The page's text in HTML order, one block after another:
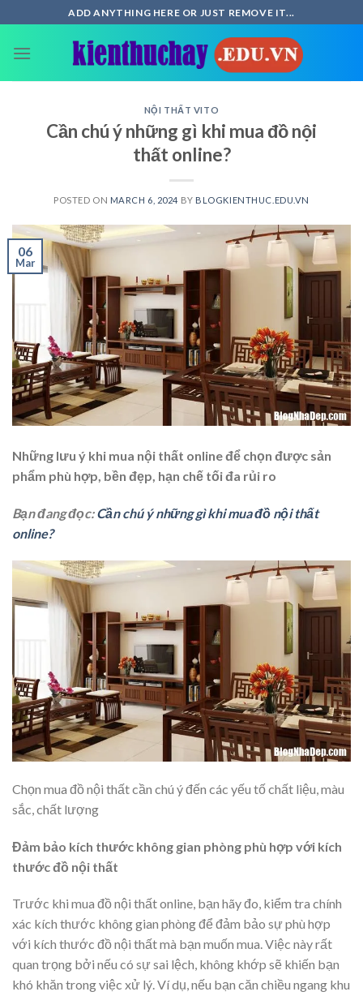
to
content
ADD ANYTHING HERE OR JUST REMOVE IT...
NỘI THẤT VITO
Cần chú ý những gì khi mua đồ nội
thất online?
POSTED ON MARCH 6, 2024 BY BLOGKIENTHUC.EDU.VN
06
Mar
Những lưu ý khi mua nội thất online để chọn được sản
phẩm phù hợp, bền đẹp, hạn chế tối đa rủi ro
Bạn đang đọc:Cần chú ý những gì khi mua đồ nội thất
online?
Chọn mua đồ nội thất cần chú ý đến các yếu tố chất liệu, màu
sắc, chất lượng
Đảm bảo kích thước không gian phòng phù hợp với kích
thước đồ nội thất
Trước khi mua đồ nội thất online, bạn hãy đo, kiểm tra chính
xác kích thước không gian phòng để đảm bảo sự phù hợp
với kích thước đồ nội thất mà bạn muốn mua. Việc này rất
quan trọng bởi nếu có sự sai lệch, không khớp sẽ khiến bạn
khó khăn trong việc xử lý. Ví dụ, nếu bạn căn chiều ngang khu